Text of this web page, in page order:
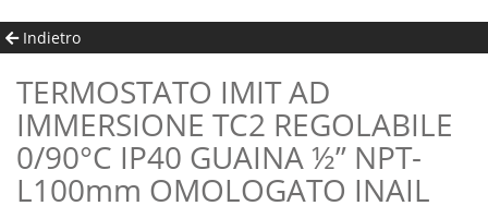
Indietro
TERMOSTATO IMIT AD
IMMERSIONE TC2 REGOLABILE
0/90°C IP40 GUAINA ½” NPT-
L100mm OMOLOGATO INAIL